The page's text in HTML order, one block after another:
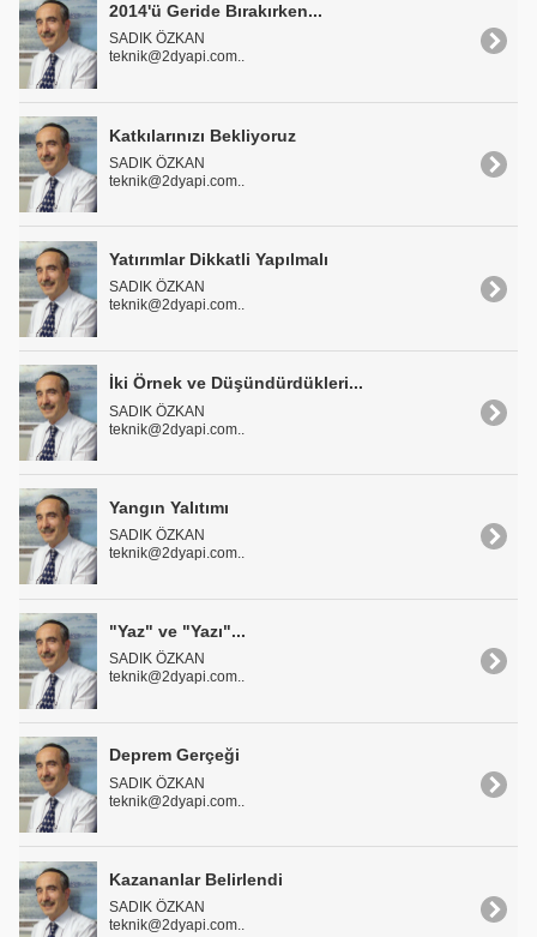
2014'ü Geride Bırakırken...
SADIK ÖZKAN
teknik@2dyapi.com..
Katkılarınızı Bekliyoruz
SADIK ÖZKAN
teknik@2dyapi.com..
Yatırımlar Dikkatli Yapılmalı
SADIK ÖZKAN
teknik@2dyapi.com..
İki Örnek ve Düşündürdükleri...
SADIK ÖZKAN
teknik@2dyapi.com..
Yangın Yalıtımı
SADIK ÖZKAN
teknik@2dyapi.com..
"Yaz" ve "Yazı"...
SADIK ÖZKAN
teknik@2dyapi.com..
Deprem Gerçeği
SADIK ÖZKAN
teknik@2dyapi.com..
Kazananlar Belirlendi
SADIK ÖZKAN
teknik@2dyapi.com..